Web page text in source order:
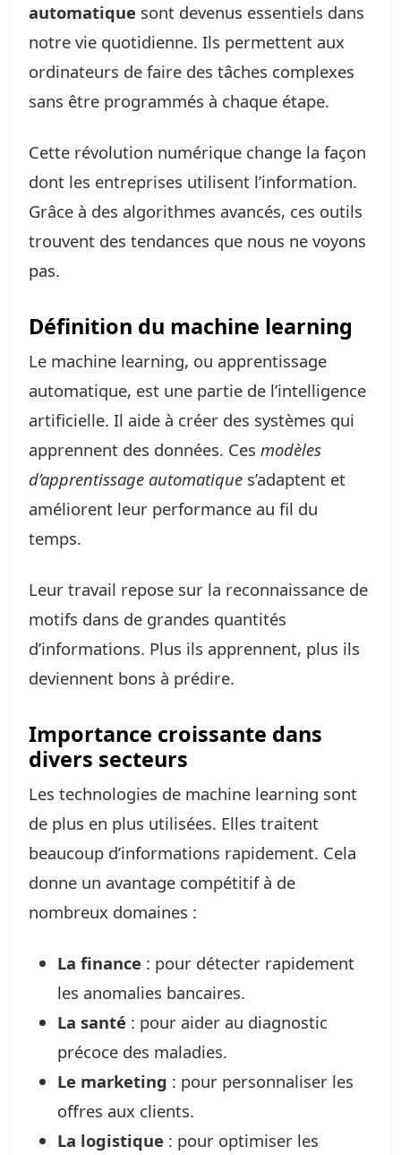
automatique sont devenus essentiels dans
notre vie quotidienne. Ils permettent aux
ordinateurs de faire des tâches complexes
sans être programmés à chaque étape.
Cette révolution numérique change la façon
dont les entreprises utilisent l’information.
Grâce à des algorithmes avancés, ces outils
trouvent des tendances que nous ne voyons
pas.
Définition du machine learning
Le machine learning, ou apprentissage
automatique, est une partie de l’intelligence
artificielle. Il aide à créer des systèmes qui
apprennent des données. Ces modèles
d’apprentissage automatique s’adaptent et
améliorent leur performance au fil du
temps.
Leur travail repose sur la reconnaissance de
motifs dans de grandes quantités
d’informations. Plus ils apprennent, plus ils
deviennent bons à prédire.
Importance croissante dans
divers secteurs
Les technologies de machine learning sont
de plus en plus utilisées. Elles traitent
beaucoup d’informations rapidement. Cela
donne un avantage compétitif à de
nombreux domaines :
La finance : pour détecter rapidement
les anomalies bancaires.
La santé : pour aider au diagnostic
précoce des maladies.
Le marketing : pour personnaliser les
offres aux clients.
La logistique : pour optimiser les